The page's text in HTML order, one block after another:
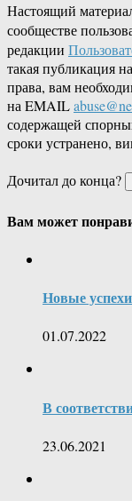
Настоящий
сообществе
редакции
такая публикация
права, вам
на EMAIL
содержащей
сроки устранено,
Дочитал до конца?
Вам может
Новые
01.07.2022
В
23.06.2021